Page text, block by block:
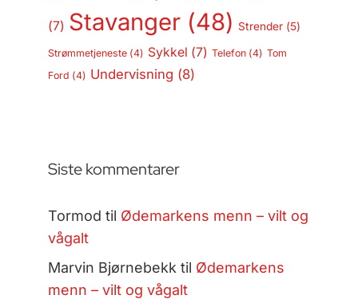
(7) Stavanger(48) Strender(5)
Strømmetjeneste(4) Sykkel (7) Telefon(4) Tom
Ford (4) Undervisning (8)
Siste kommentarer
Tormod til Ødemarkens menn – vilt og
vågalt
Marvin Bjørnebekktil Ødemarkens
menn – vilt og vågalt